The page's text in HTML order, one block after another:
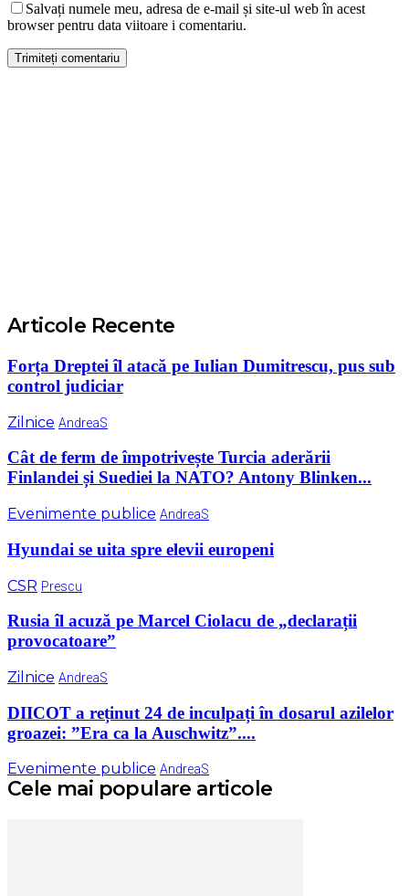
Salvați numele meu, adresa de e-mail și site-ul web în acest
browser pentru data viitoare i comentariu.
Articole Recente
Forța Dreptei îl atacă pe Iulian Dumitrescu, pus sub
control judiciar
Zilnice AndreaS
Cât de ferm de împotrivește Turcia aderării
Finlandei și Suediei la NATO? Antony Blinken...
Evenimente publice AndreaS
Hyundai se uita spre elevii europeni
CSR Prescu
Rusia îl acuză pe Marcel Ciolacu de „declarații
provocatoare”
Zilnice AndreaS
DIICOT a reținut 24 de inculpați în dosarul azilelor
groazei: ”Era ca la Auschwitz”....
Evenimente publice AndreaS
Cele mai populare articole